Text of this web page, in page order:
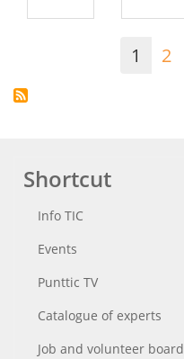
1 2
Shortcut
Info TIC
Events
Punttic TV
Catalogue of experts
Job and volunteer board